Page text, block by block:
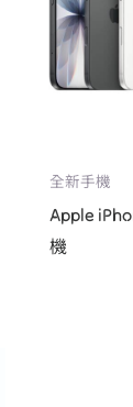
全新手機
Apple
機